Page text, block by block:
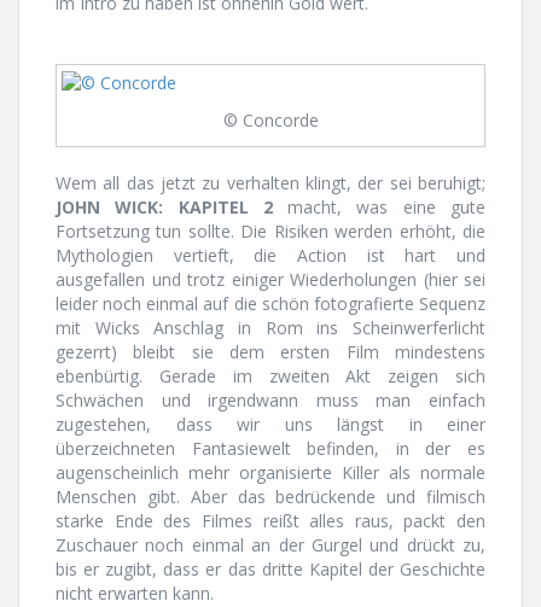
© Concorde
Wem all das jetzt zu verhalten klingt, der sei beruhigt;
JOHN WICK: KAPITEL 2macht, was eine gute
Fortsetzung tun sollte. Die Risiken werden erhöht, die
Mythologien vertieft, die Action ist hart und
ausgefallen und trotz einiger Wiederholungen (hier sei
leider noch einmal auf die schön fotografierte Sequenz
mit Wicks Anschlag in Rom ins Scheinwerferlicht
gezerrt) bleibt sie dem ersten Film mindestens
ebenbürtig. Gerade im zweiten Akt zeigen sich
Schwächen und irgendwann muss man einfach
zugestehen, dass wir uns längst in einer
überzeichneten Fantasiewelt befinden, in der es
augenscheinlich mehr organisierte Killer als normale
Menschen gibt. Aber das bedrückende und filmisch
starke Ende des Filmes reißt alles raus, packt den
Zuschauer noch einmal an der Gurgel und drückt zu,
bis er zugibt, dass er das dritte Kapitel der Geschichte
nicht erwarten kann.